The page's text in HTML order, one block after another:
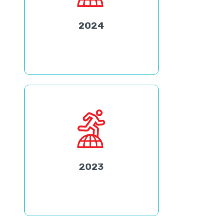
2024
2023